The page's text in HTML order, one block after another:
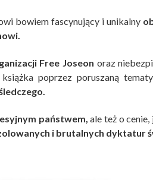
bowiem fascynujący i unikalny
Free Joseon oraz
poprzez poruszaną
państwem, ale też o
i brutalnych dyktatur